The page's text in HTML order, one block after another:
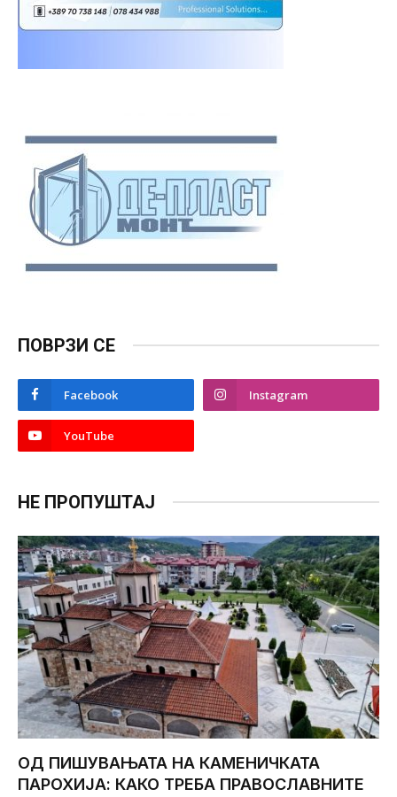
ПОВРЗИ СЕ
Facebook Instagram
YouTube
НЕ ПРОПУШТАЈ
ОД ПИШУВАЊАТА НА КАМЕНИЧКАТА
ПАРОХИЈА: КАКО ТРЕБА ПРАВОСЛАВНИТЕ